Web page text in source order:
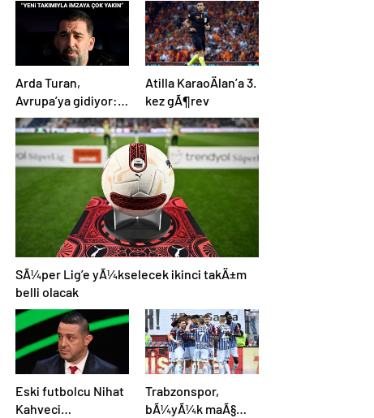
Arda Turan,
Avrupa’ya gidiyor:
BÃ¼yÃ¼k
Ã¶lÃ§Ã¼de
anlaÅmaya
varÄ±ldÄ±
Atilla KaraoÄlan’a 3.
kez gÃ¶rev
SÃ¼per Lig’e yÃ¼kselecek ikinci takÄ±m
belli olacak
Eski futbolcu Nihat
Kahveci
Trabzonspor,
bÃ¼yÃ¼k maÃ§